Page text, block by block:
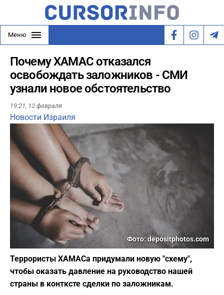
Меню
Почему ХАМАС отказался
освобождать заложников - СМИ
узнали новое обстоятельство
19:21, 12 февраля
Новости Израиля
Фото: depositphotos.com
Террористы ХАМАСа придумали новую "схему",
чтобы оказать давление на руководство нашей
страны в контксте сделки по заложникам.